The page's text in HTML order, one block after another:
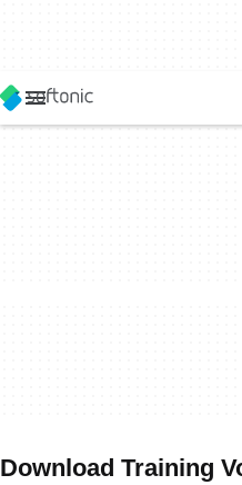
Download Training